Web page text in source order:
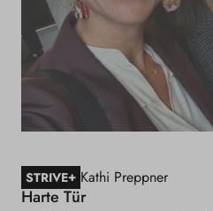
STRIVE+ Kathi Preppner
Harte Tür